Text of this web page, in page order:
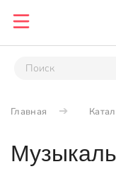
Главная